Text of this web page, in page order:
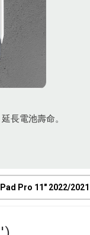
長電池壽命。
Pro 11" 2022/2021